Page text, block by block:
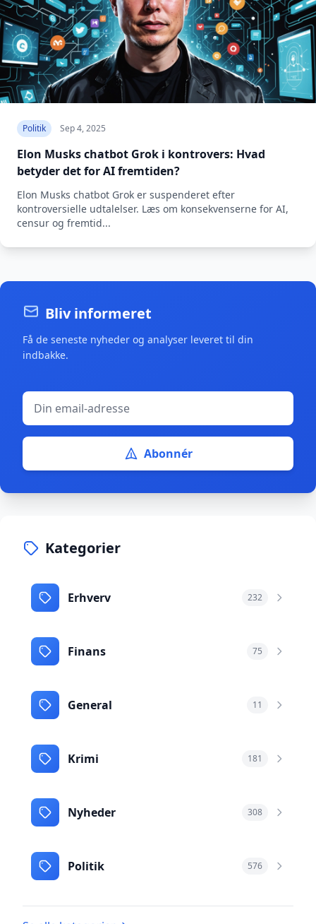
Politik Sep 4, 2025
Elon Musks chatbot Grok i kontrovers: Hvad
betyder det for AI fremtiden?
Elon Musks chatbot Grok er suspenderet efter
kontroversielle udtalelser. Læs om konsekvenserne for AI,
censur og fremtid...
Bliv informeret
Få de seneste nyheder og analyser leveret til din
indbakke.
Abonnér
Kategorier
Erhverv 232
Finans 75
General 11
Krimi 181
Nyheder 308
Politik 576